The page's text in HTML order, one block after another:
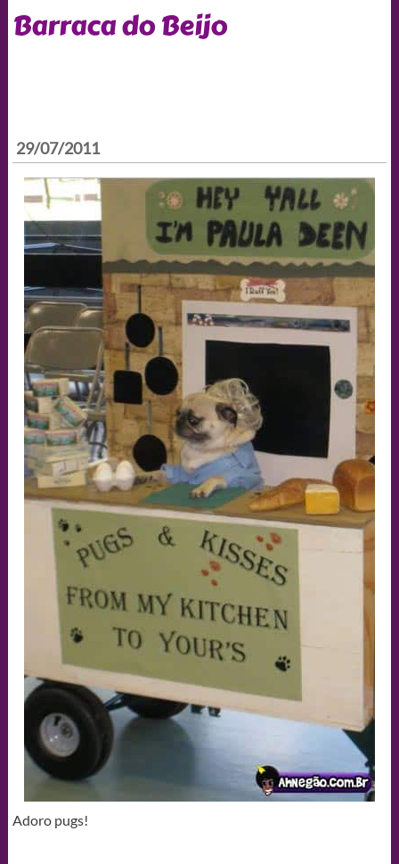
Barraca do Beijo
29/07/2011
Adoro pugs!